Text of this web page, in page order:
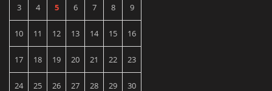
3 4 5 6 7 8 9
10 11 12 13 14 15 16
17 18 19 20 21 22 23
24 25 26 27 28 29 30